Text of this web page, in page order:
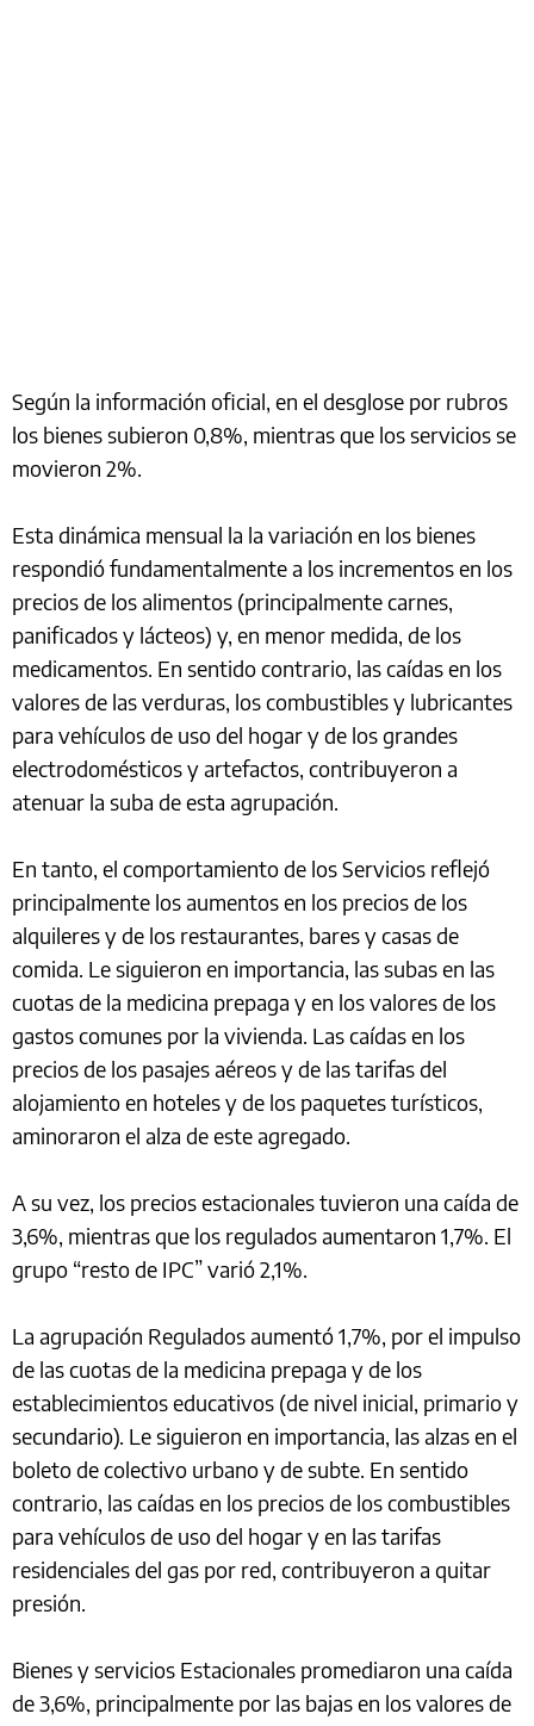
Según la información oficial, en el desglose por rubros
los bienes subieron 0,8%, mientras que los servicios se
movieron 2%.
Esta dinámica mensual la la variación en los bienes
respondió fundamentalmente a los incrementos en los
precios de los alimentos (principalmente carnes,
panificados y lácteos) y, en menor medida, de los
medicamentos. En sentido contrario, las caídas en los
valores de las verduras, los combustibles y lubricantes
para vehículos de uso del hogar y de los grandes
electrodomésticos y artefactos, contribuyeron a
atenuar la suba de esta agrupación.
En tanto, el comportamiento de los Servicios reflejó
principalmente los aumentos en los precios de los
alquileres y de los restaurantes, bares y casas de
comida. Le siguieron en importancia, las subas en las
cuotas de la medicina prepaga y en los valores de los
gastos comunes por la vivienda. Las caídas en los
precios de los pasajes aéreos y de las tarifas del
alojamiento en hoteles y de los paquetes turísticos,
aminoraron el alza de este agregado.
A su vez, los precios estacionales tuvieron una caída de
3,6%, mientras que los regulados aumentaron 1,7%. El
grupo “resto de IPC” varió 2,1%.
La agrupación Regulados aumentó 1,7%, por el impulso
de las cuotas de la medicina prepaga y de los
establecimientos educativos (de nivel inicial, primario y
secundario). Le siguieron en importancia, las alzas en el
boleto de colectivo urbano y de subte. En sentido
contrario, las caídas en los precios de los combustibles
para vehículos de uso del hogar y en las tarifas
residenciales del gas por red, contribuyeron a quitar
presión.
Bienes y servicios Estacionales promediaron una caída
de 3,6%, principalmente por las bajas en los valores de